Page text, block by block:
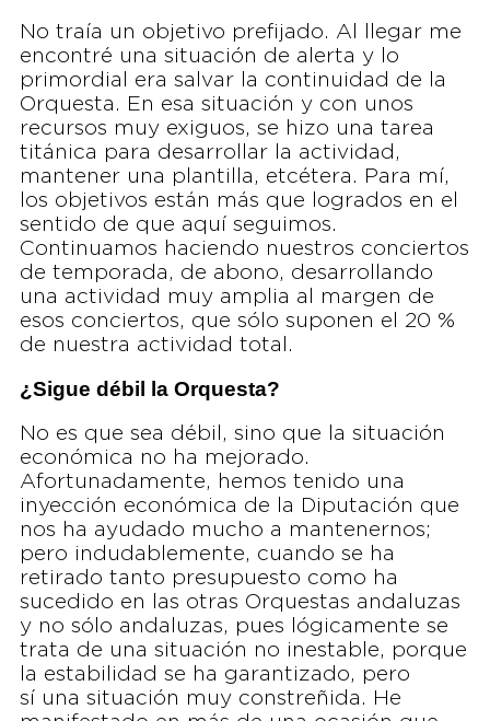
No traía un objetivo prefijado. Al llegar me
encontré una situación de alerta y lo
primordial era salvar la continuidad de la
Orquesta. En esa situación y con unos
recursos muy exiguos, se hizo una tarea
titánica para desarrollar la actividad,
mantener una plantilla, etcétera. Para mí,
los objetivos están más que logrados en el
sentido de que aquí seguimos.
Continuamos haciendo nuestros conciertos
de temporada, de abono, desarrollando
una actividad muy amplia al margen de
esos conciertos, que sólo suponen el 20 %
de nuestra actividad total.
¿Sigue débil la Orquesta?
No es que sea débil, sino que la situación
económica no ha mejorado.
Afortunadamente, hemos tenido una
inyección económica de la Diputación que
nos ha ayudado mucho a mantenernos;
pero indudablemente, cuando se ha
retirado tanto presupuesto como ha
sucedido en las otras Orquestas andaluzas
y no sólo andaluzas, pues lógicamente se
trata de una situación no inestable, porque
la estabilidad se ha garantizado, pero
sí una situación muy constreñida. He